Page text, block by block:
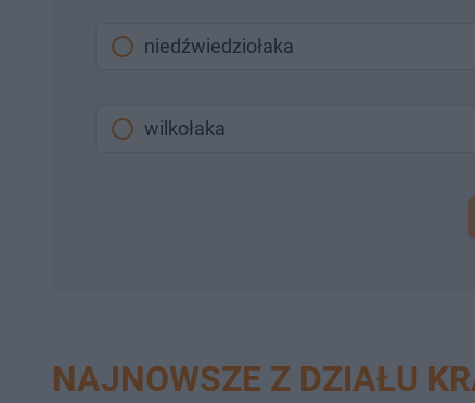
niedźwiedziołaka
wilkołaka
NAJNOWSZE Z DZIAŁU